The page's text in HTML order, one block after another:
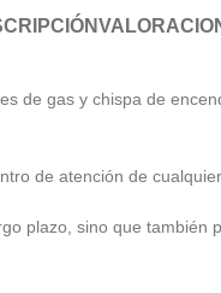
de gas y chispa de
de atención de
plazo, sino que